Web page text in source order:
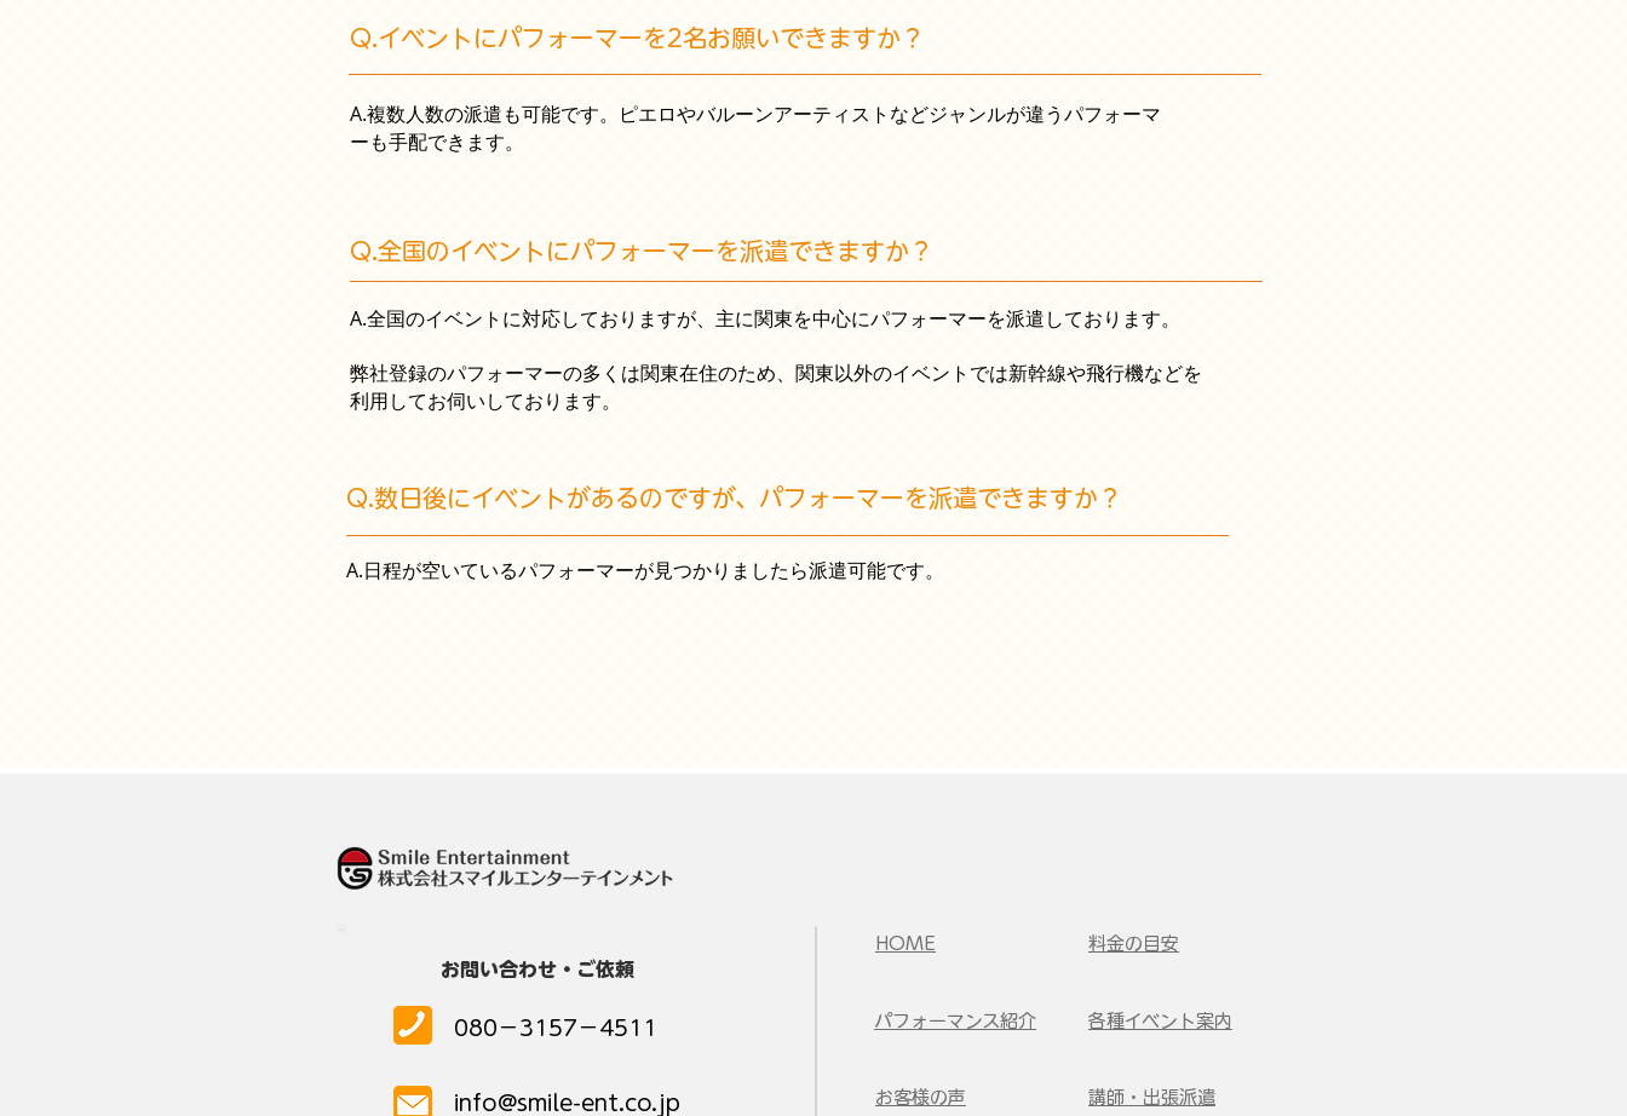
Q.イベントにパフォーマーを2名お願いできますか？
A.複数人数の派遣も可能です。ピエロやバルーンアーティストなどジャンルが違うパフォーマ
ーも手配できます。
Q.全国のイベントにパフォーマーを派遣できますか？
A.全国のイベントに対応しておりますが、主に関東を中心にパフォーマーを派遣しております。
弊社登録のパフォーマーの多くは関東在住のため、関東以外のイベントでは新幹線や飛行機などを
利用してお伺いしております。
Q.数日後にイベントがあるのですが、パフォーマーを派遣できますか？
A.日程が空いているパフォーマーが見つかりましたら派遣可能です。
お問い合わせ・ご依頼
​080−3157−4511
info@smile-ent.co.jp
​HOME
​パフォーマンス紹介
​お客様の声
​料金の目安
​各種イベント案内
​講師・出張派遣